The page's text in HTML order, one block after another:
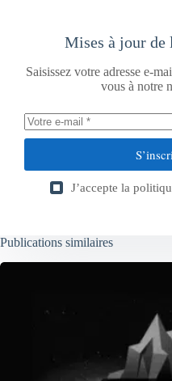
Mises à jour de
Saisissez votre adresse e-
vous à notre
J’accepte la
Publications similaires